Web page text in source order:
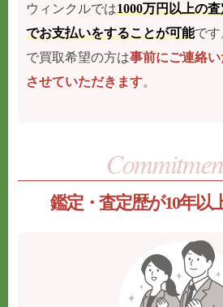
ウィンクルでは1000万円以上の
でお支払いをすることが可能で
で買取希望の方は事前にご連絡
させていただきます。
鑑定・査定歴が10年以